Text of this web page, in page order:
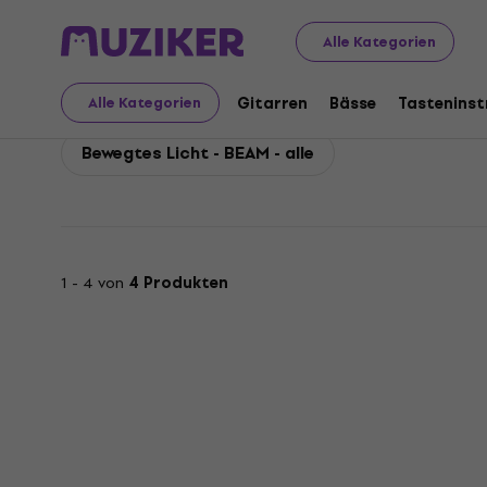
Alle Kategorien
Alle Kategorien Gitarren Bässe
Evolights Licht Bewegtes Licht Evolights Bewegtes
Evolights Bewegtes
Bewegtes Licht - BEAM - alle
1 - 4 von 4 Produkten